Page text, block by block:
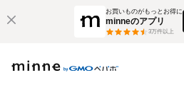
お買いものがもっとお得に
minneのアプリ
3万件以上